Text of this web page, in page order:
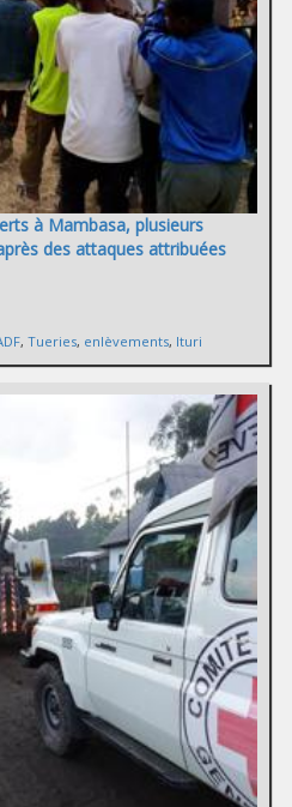
à Mambasa, plusieurs
des attaques attribuées
, Tueries, enlèvements, Ituri